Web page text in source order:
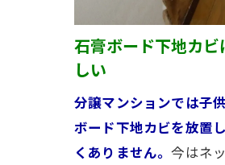
石膏ボード下地カ
しい
分譲マンションでは子
ボード下地カビを放置
くありません。今はネ